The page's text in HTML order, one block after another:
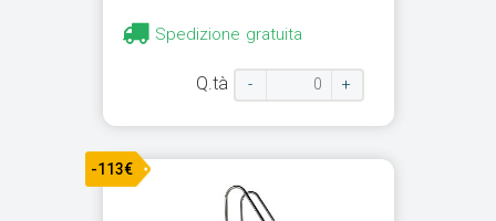
Spedizione gratuita
Q.tà - +
-113€